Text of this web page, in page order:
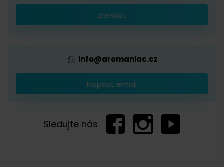
Provizní systém
Zavolat
info@aromaniac.cz
Napsat email
Sledujte nás